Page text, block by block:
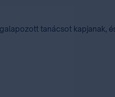
tanácsot kapjanak,